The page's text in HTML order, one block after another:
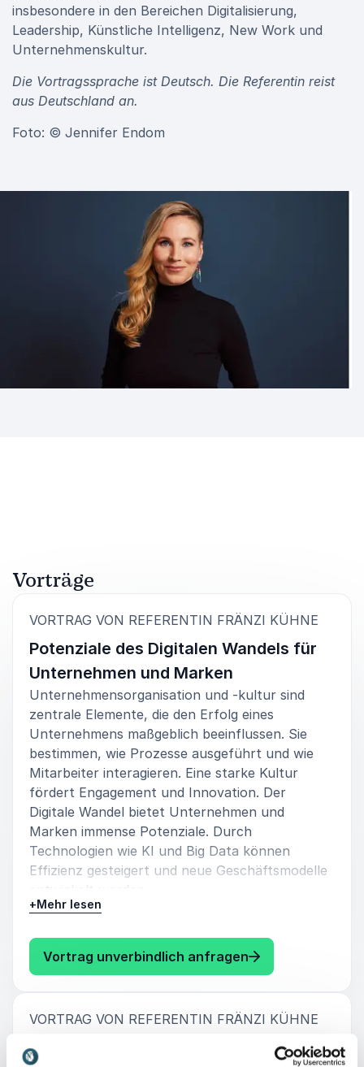
insbesondere in den Bereichen Digitalisierung,
Leadership, Künstliche Intelligenz, New Work und
Unternehmenskultur.
Die Vortragssprache ist Deutsch. Die Referentin reist
aus Deutschland an.
Foto: © Jennifer Endom
Vorträge
VORTRAG VON REFERENTIN FRÄNZI KÜHNE
Potenziale des Digitalen Wandels für
Unternehmen und Marken
Unternehmensorganisation und -kultur sind
zentrale Elemente, die den Erfolg eines
Unternehmens maßgeblich beeinflussen. Sie
bestimmen, wie Prozesse ausgeführt und wie
Mitarbeiter interagieren. Eine starke Kultur
fördert Engagement und Innovation. Der
Digitale Wandel bietet Unternehmen und
Marken immense Potenziale. Durch
Technologien wie KI und Big Data können
Effizienz gesteigert und neue Geschäftsmodelle
entwickelt werden.
+Mehr lesen
Vortrag unverbindlich anfragen: Fränzi Kühne
VORTRAG VON REFERENTIN FRÄNZI KÜHNE
Digital Leadership & Change